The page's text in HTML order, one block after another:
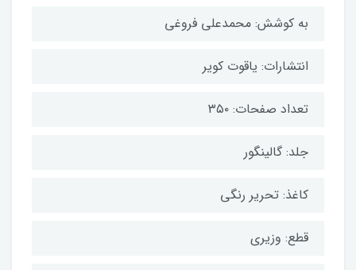
به کوشش: محمدعلی فروغی
انتشارات: یاقوت کویر
تعداد صفحات: ۳۵۰
جلد: گالینگور
کاغذ: تحریر رنگی
قطع: وزیری